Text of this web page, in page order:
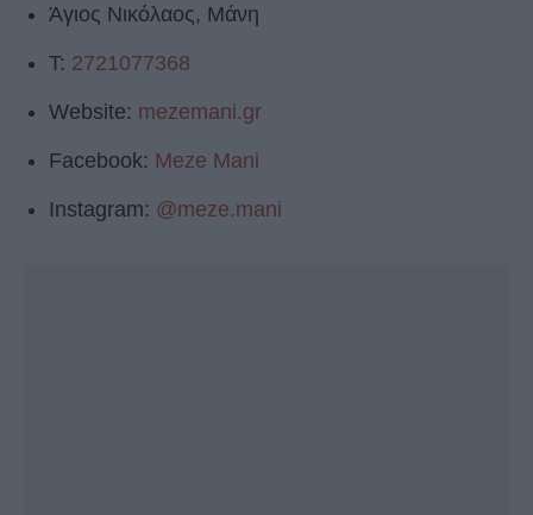
Άγιος Νικόλαος, Μάνη
Τ: 2721077368
Website: mezemani.gr
Facebook: Meze Mani
Instagram: @meze.mani